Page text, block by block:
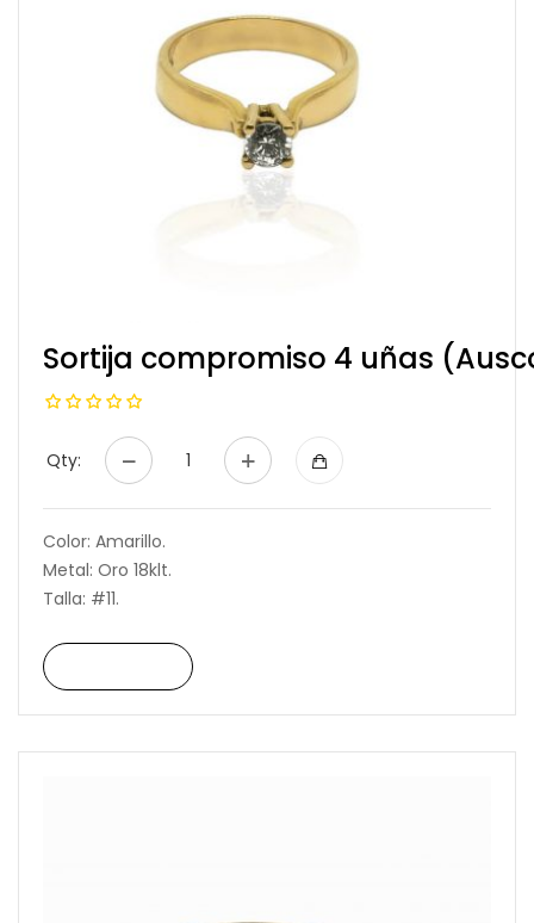
Sortija compromiso 4 uñas
Qty:
Color: Amarillo.
Metal: Oro 18klt.
Talla: #11.